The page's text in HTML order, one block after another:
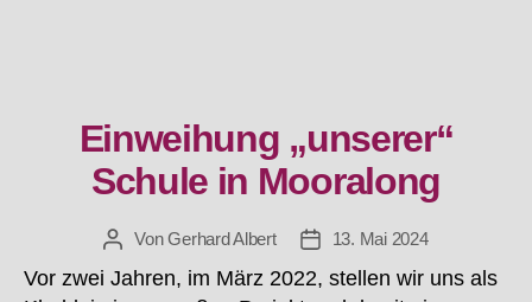
Kategorien
Einweihung „unserer“
Schule in Mooralong
Beitragsautor
VonGerhard Albert Beitragsdatum
13. Mai 2024
Vor zwei Jahren, im März 2022, stellen wir uns als